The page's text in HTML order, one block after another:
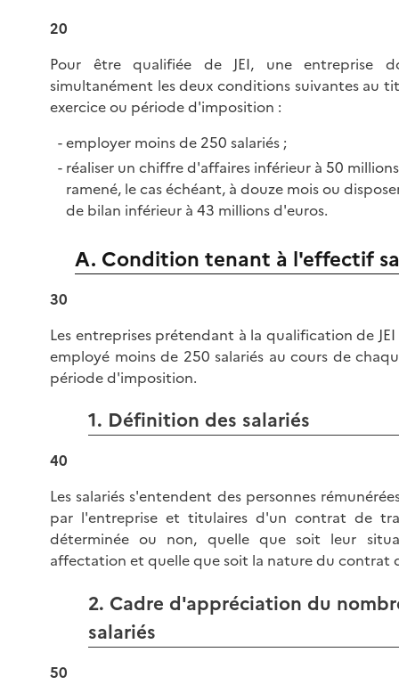
20
Pour être qualifiée de JEI, une entreprise
simultanément les deux conditions suivantes au
exercice ou période d'imposition :
employer moins de 250 salariés ;
réaliser un chiffre d'affaires inférieur à 50
ramené, le cas échéant, à douze mois ou
de bilan inférieur à 43 millions d'euros.
A. Condition tenant à l'effectif
30
Les entreprises prétendant à la qualification de
employé moins de 250 salariés au cours de
période d'imposition.
1. Définition des salariés
40
Les salariés s'entendent des personnes
par l'entreprise et titulaires d'un contrat de
déterminée ou non, quelle que soit leur
affectation et quelle que soit la nature du contrat
2. Cadre d'appréciation du
salariés
50